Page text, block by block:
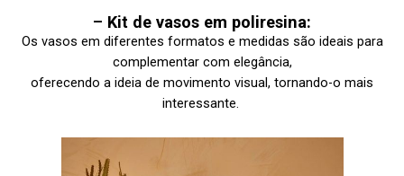
– Kit de vasos em poliresina:
Os vasos em diferentes formatos e medidas são ideais para
complementar com elegância,
oferecendo a ideia de movimento visual, tornando-o mais
interessante.